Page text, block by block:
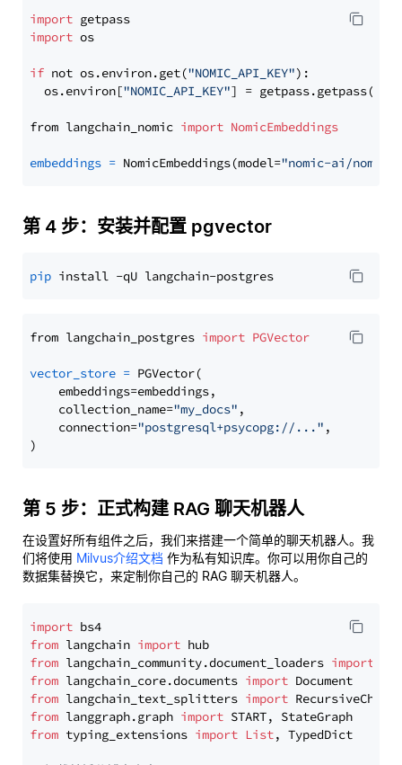
import
import os
if not os.environ.get("NOMIC_API_KEY"):
  os.environ[
"NOMIC_API_KEY"] = getpass.getpass(
from langchain_nomic import NomicEmbeddings
embeddings = NomicEmbeddings(model="nomic-ai/nomic-
第 4 步：安装并配置 pgvector
pip
from langchain_postgres import PGVector
vector_store = PGVector(
    embeddings=embeddings,
    collection_name=
"my_docs" ,
    connection=
"postgresql+psycopg://..." ,
第 5 步：正式构建 RAG 聊天机器人
在设置好所有组件之后，我们来搭建一个简单的聊天机器人。我
们将使用 Milvus介绍文档 作为私有知识库。你可以用你自己的
数据集替换它，来定制你自己的 RAG 聊天机器人。
import
from langchain import
from langchain_community.document_loaders import
from langchain_core.documents import
from langchain_text_splitters import
from langgraph.graph import
from typing_extensions import List, TypedDict